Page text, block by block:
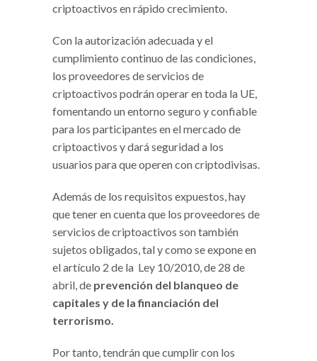
criptoactivos en rápido crecimiento.
Con la autorización adecuada y el
cumplimiento continuo de las condiciones,
los proveedores de servicios de
criptoactivos podrán operar en toda la UE,
fomentando un entorno seguro y confiable
para los participantes en el mercado de
criptoactivos y dará seguridad a los
usuarios para que operen con criptodivisas.
Además de los requisitos expuestos, hay
que tener en cuenta que los proveedores de
servicios de criptoactivos son también
sujetos obligados, tal y como se expone en
el artículo 2 de la Ley 10/2010, de 28 de
abril, de prevención del blanqueo de
capitales y de la financiación del
terrorismo.
Por tanto, tendrán que cumplir con los